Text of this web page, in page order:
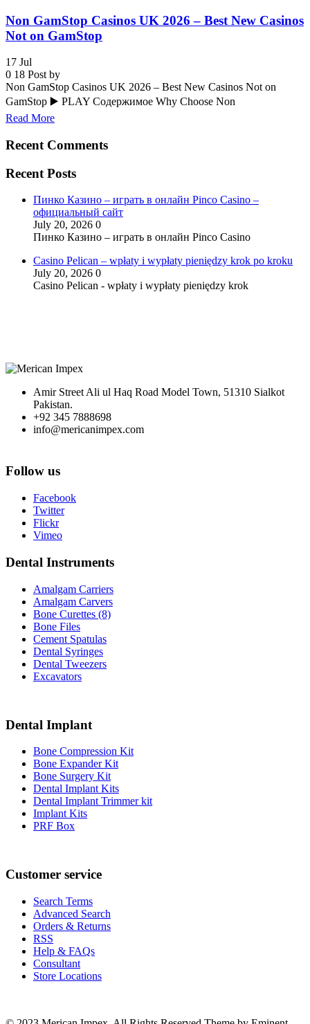
Non GamStop Casinos UK 2026 – Best New Casinos
Not on GamStop
17 Jul
0 18 Post by
Non GamStop Casinos UK 2026 – Best New Casinos Not on
GamStop ▶️ PLAY Содержимое Why Choose Non
Read More
Recent Comments
Recent Posts
Пинко Казино – играть в онлайн Pinco Casino –
официальный сайт
July 20, 2026 0
Пинко Казино – играть в онлайн Pinco Casino
Casino Pelican – wpłaty i wypłaty pieniędzy krok po kroku
July 20, 2026 0
Casino Pelican - wpłaty i wypłaty pieniędzy krok
Amir Street Ali ul Haq Road Model Town, 51310 Sialkot
Pakistan.
+92 345 7888698
info@mericanimpex.com
Follow us
Facebook
Twitter
Flickr
Vimeo
Dental Instruments
Amalgam Carriers
Amalgam Carvers
Bone Curettes (8)
Bone Files
Cement Spatulas
Dental Syringes
Dental Tweezers
Excavators
Dental Implant
Bone Compression Kit
Bone Expander Kit
Bone Surgery Kit
Dental Implant Kits
Dental Implant Trimmer kit
Implant Kits
PRF Box
Customer service
Search Terms
Advanced Search
Orders & Returns
RSS
Help & FAQs
Consultant
Store Locations